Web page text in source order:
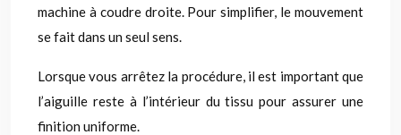
machine à coudre droite. Pour simplifier, le mouvement
se fait dans un seul sens.
Lorsque vous arrêtez la procédure, il est important que
l’aiguille reste à l’intérieur du tissu pour assurer une
finition uniforme.